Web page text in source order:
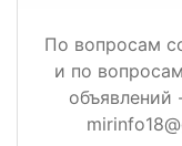
По вопросам
и по
объявлений